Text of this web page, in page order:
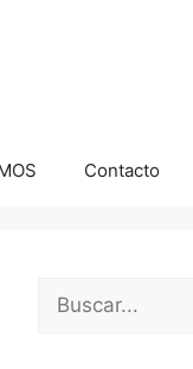
Contacto
Buscar: